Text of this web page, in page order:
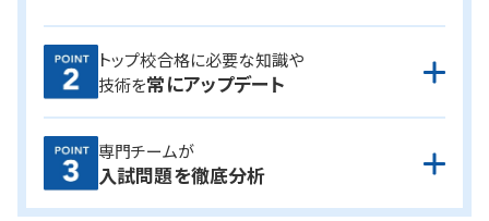
トップ校合格に必要な知識や
技術を常にアップデート
講師は模擬授業による有効な指導方法の研修はもちろん、
担当科目の最新課題への取り組みを原則毎週実施、さら
に全国の過去問をもとにした入試対策テストも受けてい
常に知識や技術をアップデートしながら、授業や進路指導
を行っています。
専門チームが
入試問題を徹底分析
湘ゼミでは、専門の分析チームによって入試問題の細かな
分析を毎年行っています。積み重ねた分析は、オリジナルテ
キストの制作や模試の制作、研修や指導に活用。